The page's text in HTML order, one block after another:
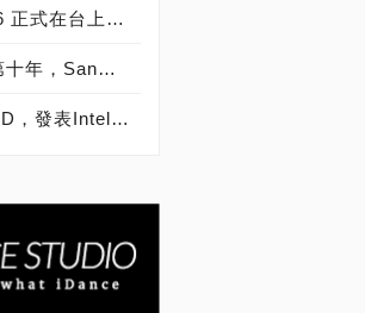
Mac 版 Office 2016 正式在台上市！
microSD技術邁入第十年，SanDisk microSD記憶卡出貨量突破20億片
英特爾前進3D NAND，發表Intel SSD 600p、6000p、E 5420s、E 6000p、DC P3520、DC S3520固態硬碟！